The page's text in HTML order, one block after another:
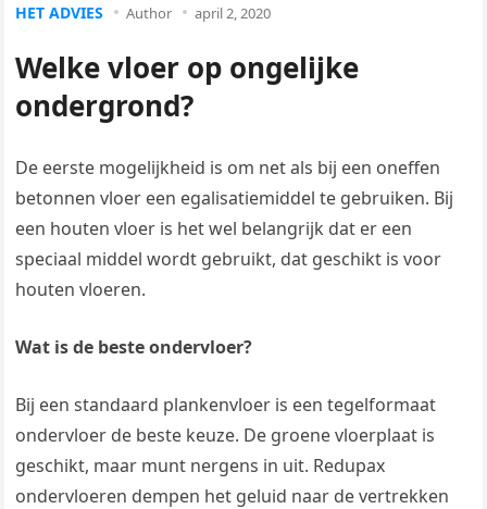
HET ADVIES Author april 2, 2020
Welke vloer op ongelijke
ondergrond?
De eerste mogelijkheid is om net als bij een oneffen
betonnen vloer een egalisatiemiddel te gebruiken. Bij
een houten vloer is het wel belangrijk dat er een
speciaal middel wordt gebruikt, dat geschikt is voor
houten vloeren.
Wat is de beste ondervloer?
Bij een standaard plankenvloer is een tegelformaat
ondervloer de beste keuze. De groene vloerplaat is
geschikt, maar munt nergens in uit. Redupax
ondervloeren dempen het geluid naar de vertrekken